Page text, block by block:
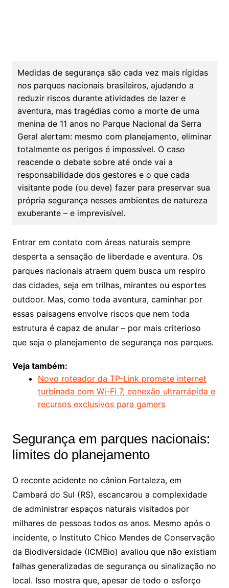
Medidas de segurança são cada vez mais rígidas
nos parques nacionais brasileiros, ajudando a
reduzir riscos durante atividades de lazer e
aventura, mas tragédias como a morte de uma
menina de 11 anos no Parque Nacional da Serra
Geral alertam: mesmo com planejamento, eliminar
totalmente os perigos é impossível. O caso
reacende o debate sobre até onde vai a
responsabilidade dos gestores e o que cada
visitante pode (ou deve) fazer para preservar sua
própria segurança nesses ambientes de natureza
exuberante – e imprevisível.
Entrar em contato com áreas naturais sempre
desperta a sensação de liberdade e aventura. Os
parques nacionais atraem quem busca um respiro
das cidades, seja em trilhas, mirantes ou esportes
outdoor. Mas, como toda aventura, caminhar por
essas paisagens envolve riscos que nem toda
estrutura é capaz de anular – por mais criterioso
que seja o planejamento de segurança nos parques.
Veja também:
Novo roteador da TP-Link promete internet
turbinada com Wi-Fi 7, conexão ultrarrápida e
recursos exclusivos para gamers
Segurança em parques nacionais:
limites do planejamento
O recente acidente no cânion Fortaleza, em
Cambará do Sul (RS), escancarou a complexidade
de administrar espaços naturais visitados por
milhares de pessoas todos os anos. Mesmo após o
incidente, o Instituto Chico Mendes de Conservação
da Biodiversidade (ICMBio) avaliou que não existiam
falhas generalizadas de segurança ou sinalização no
local. Isso mostra que, apesar de todo o esforço